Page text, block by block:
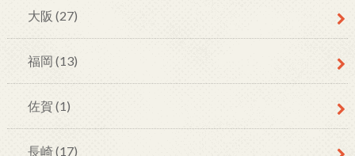
大阪 (27)
福岡 (13)
佐賀 (1)
長崎(17)